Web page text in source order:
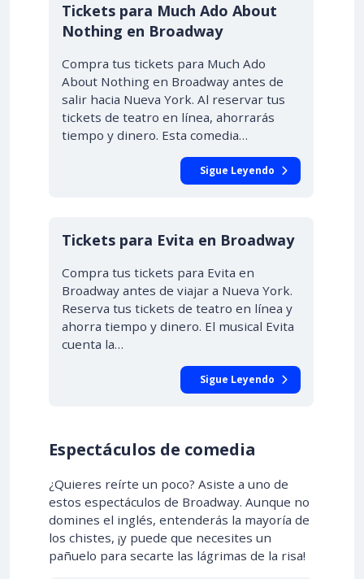
Tickets para Much Ado About
Nothing en Broadway
Compra tus tickets para Much Ado
About Nothing en Broadway antes de
salir hacia Nueva York. Al reservar tus
tickets de teatro en línea, ahorrarás
tiempo y dinero. Esta comedia…
Sigue Leyendo
Tickets para Evita en Broadway
Compra tus tickets para Evita en
Broadway antes de viajar a Nueva York.
Reserva tus tickets de teatro en línea y
ahorra tiempo y dinero. El musical Evita
cuenta la…
Sigue Leyendo
Espectáculos de comedia
¿Quieres reírte un poco? Asiste a uno de
estos espectáculos de Broadway. Aunque no
domines el inglés, entenderás la mayoría de
los chistes, ¡y puede que necesites un
pañuelo para secarte las lágrimas de la risa!